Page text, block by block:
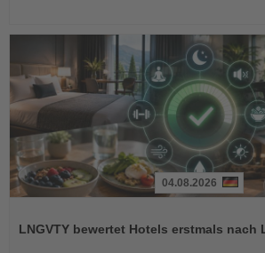
die
04.08.2026
LNGVTY bewertet Hotels erstmals